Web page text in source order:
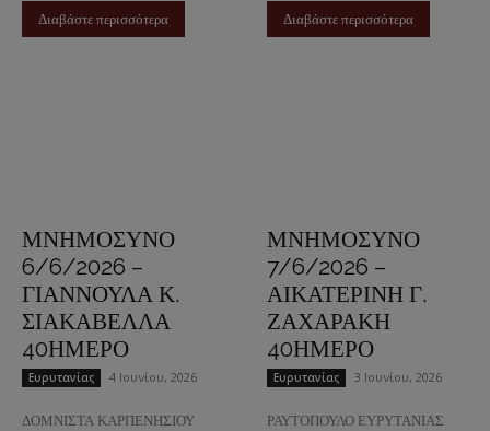
Διαβάστε περισσότερα Διαβάστε περισσότερα
ΜΝΗΜΟΣΥΝΟ
6/6/2026 –
ΓΙΑΝΝΟΥΛΑ Κ.
ΣΙΑΚΑΒΕΛΛΑ
40ΗΜΕΡΟ
Ευρυτανίας 4 Ιουνίου, 2026
ΔΟΜΝΙΣΤΑ ΚΑΡΠΕΝΗΣΙΟΥ
ΜΝΗΜΟΣΥΝΟ
7/6/2026 –
ΑΙΚΑΤΕΡΙΝΗ Γ.
ΖΑΧΑΡΑΚΗ
40ΗΜΕΡΟ
Ευρυτανίας 3 Ιουνίου, 2026
ΡΑΥΤΟΠΟΥΛΟ ΕΥΡΥΤΑΝΙΑΣ